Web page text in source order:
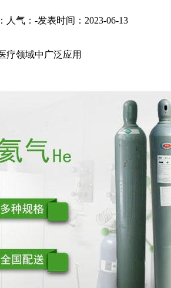
人气： -发表时间：2023-06-13
疗领域中广泛应用